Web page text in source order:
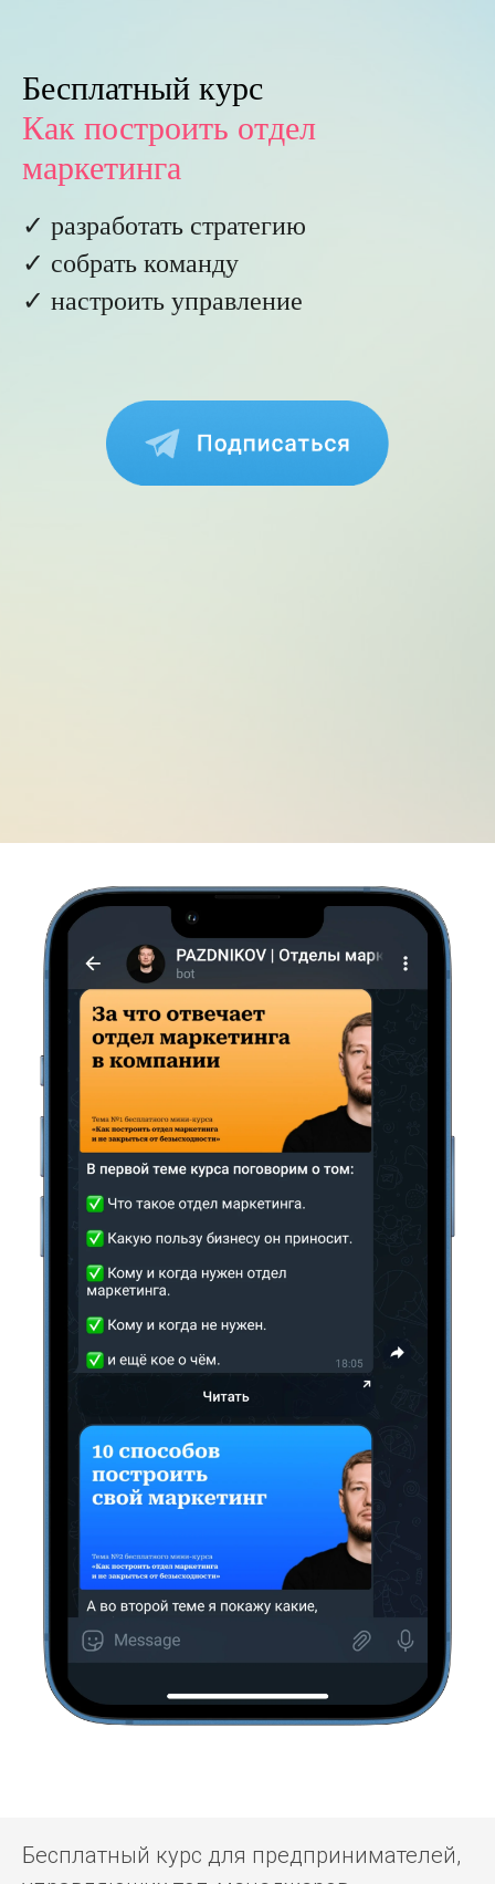
Бесплатный курс
Как построить отдел
маркетинга
✓ разработать стратегию
✓ собрать команду
✓ настроить управление
Бесплатный курс для предпринимателей,